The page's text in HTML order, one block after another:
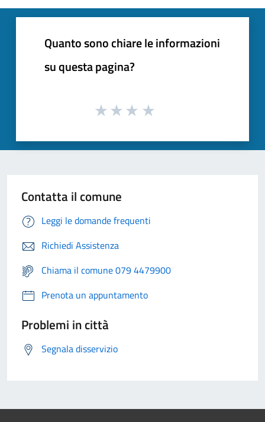
Quanto sono chiare le informazioni
su questa pagina?
Contatta il comune
Leggi le domande frequenti
Richiedi Assistenza
Chiama il comune 079 4479900
Prenota un appuntamento
Problemi in città
Segnala disservizio